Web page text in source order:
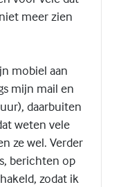
meer zien
mobiel aan
mijn mail en
daarbuiten
weten vele
ze wel. Verder
berichten op
zodat ik